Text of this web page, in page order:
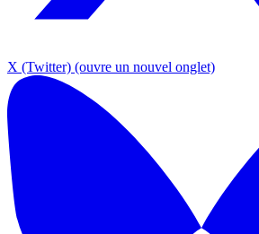
X (Twitter) (ouvre un nouvel onglet)